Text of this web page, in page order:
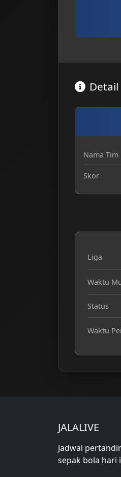
Nama Tim
Skor
Liga
Waktu
Status
Waktu
JALALIVE
Jadwal
sepak bola hari